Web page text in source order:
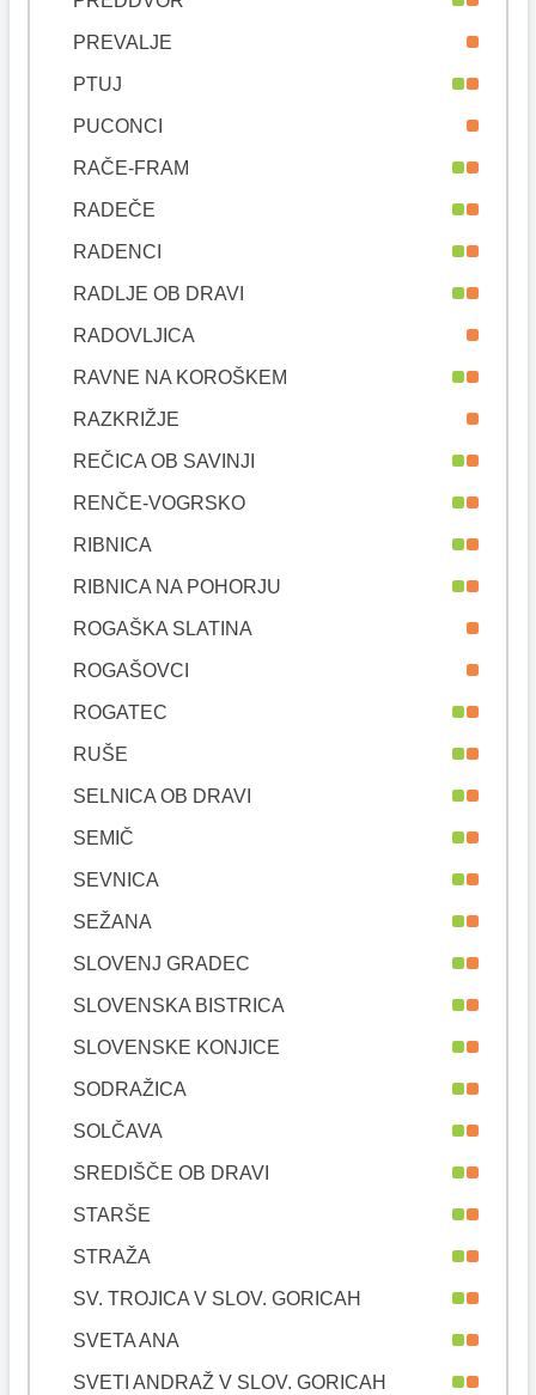
PREVALJE
PTUJ
PUCONCI
RAČE-FRAM
RADEČE
RADENCI
RADLJE OB DRAVI
RADOVLJICA
RAVNE NA KOROŠKEM
RAZKRIŽJE
REČICA OB SAVINJI
RENČE-VOGRSKO
RIBNICA
RIBNICA NA POHORJU
ROGAŠKA SLATINA
ROGAŠOVCI
ROGATEC
RUŠE
SELNICA OB DRAVI
SEMIČ
SEVNICA
SEŽANA
SLOVENJ GRADEC
SLOVENSKA BISTRICA
SLOVENSKE KONJICE
SODRAŽICA
SOLČAVA
SREDIŠČE OB DRAVI
STARŠE
STRAŽA
SV. TROJICA V SLOV. GORICAH
SVETA ANA
SVETI ANDRAŽ V SLOV. GORICAH